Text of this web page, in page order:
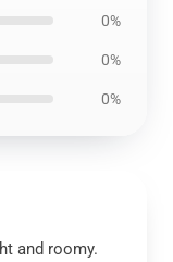
0%
0%
0%
and roomy.